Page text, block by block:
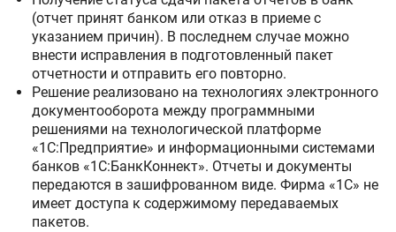
(отчет принят банком или отказ в приеме с
указанием причин). В последнем случае можно
внести исправления в подготовленный пакет
отчетности и отправить его повторно.
Решение реализовано на технологиях электронного
документооборота между программными
решениями на технологической платформе
«1С:Предприятие» и информационными системами
банков «1С:БанкКоннект». Отчеты и документы
передаются в зашифрованном виде. Фирма «1С» не
имеет доступа к содержимому передаваемых
пакетов.